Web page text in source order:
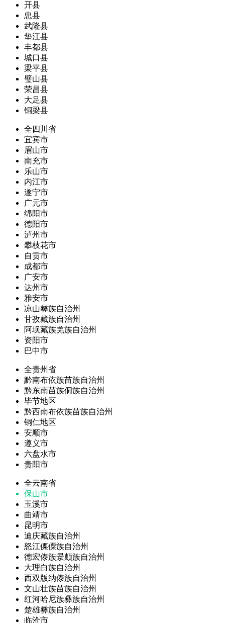
开县
忠县
武隆县
垫江县
丰都县
城口县
梁平县
璧山县
荣昌县
大足县
铜梁县
全四川省
宜宾市
眉山市
南充市
乐山市
内江市
遂宁市
广元市
绵阳市
德阳市
泸州市
攀枝花市
自贡市
成都市
广安市
达州市
雅安市
凉山彝族自治州
甘孜藏族自治州
阿坝藏族羌族自治州
资阳市
巴中市
全贵州省
黔南布依族苗族自治州
黔东南苗族侗族自治州
毕节地区
黔西南布依族苗族自治州
铜仁地区
安顺市
遵义市
六盘水市
贵阳市
全云南省
保山市
玉溪市
曲靖市
昆明市
迪庆藏族自治州
怒江傈僳族自治州
德宏傣族景颇族自治州
大理白族自治州
西双版纳傣族自治州
文山壮族苗族自治州
红河哈尼族彝族自治州
楚雄彝族自治州
临沧市